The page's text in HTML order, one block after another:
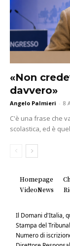
«Non
davvero»
Angelo Palmieri - 8
C'è una frase che
scolastica, ed è
Homepage
VideoNews
Il Domani d'Italia,
Stampa del
Numero di